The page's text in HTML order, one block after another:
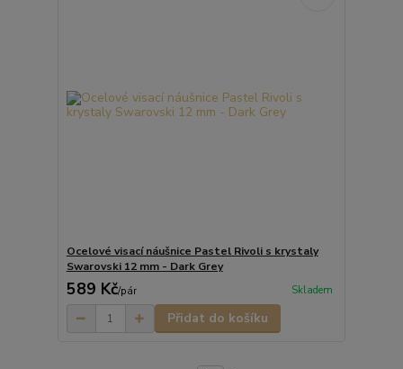
Ocelové visací náušnice Pastel Rivoli s krystaly
Swarovski 12 mm - Dark Grey
589 Kč/pár Skladem
Přidat do košíku